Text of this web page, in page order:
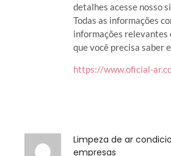
detalhes acesse nosso
Todas as informações
informações relevantes
que você precisa saber
https://www.oficial-
Limpeza de ar
empresas